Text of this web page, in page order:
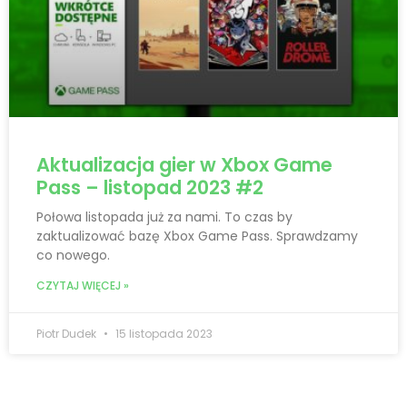
Aktualizacja gier w Xbox Game
Pass – listopad 2023 #2
Połowa listopada już za nami. To czas by
zaktualizować bazę Xbox Game Pass. Sprawdzamy
co nowego.
CZYTAJ WIĘCEJ »
Piotr Dudek 15 listopada 2023